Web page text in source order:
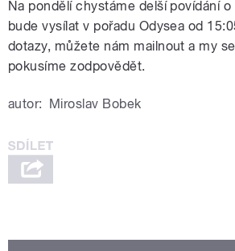
Na pondělí chystáme delší povídání
bude vysílat v pořadu Odysea od
dotazy, můžete nám mailnout a my
pokusíme zodpovědět.
autor: Miroslav Bobek